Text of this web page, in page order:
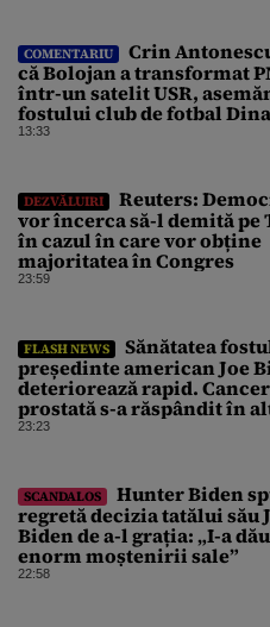
COMENTARIU
Crin
că Bolojan a transformat
într-un satelit USR,
fostului club de fotbal
Victoria, care a aparținut
13:33
DEZVĂLUIRI
Reuters:
vor încerca să-l demită pe
în cazul în care vor obține
majoritatea în Congres
23:59
FLASH NEWS
Sănătatea
președinte american Joe
deteriorează rapid.
prostată s-a răspândit în
ale corpului
23:23
SCANDALOS
Hunter Biden
regretă decizia tatălui său
Biden de a-l grația: „I-a
enorm moștenirii sale”
22:58